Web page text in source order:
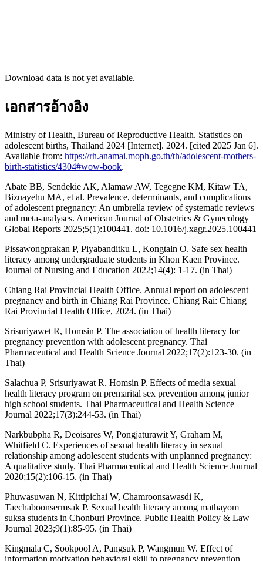
Download data is not yet available.
เอกสารอ้างอิง
Ministry of Health, Bureau of Reproductive Health. Statistics on
adolescent births, Thailand 2024 [Internet]. 2024. [cited 2025 Jan 6].
Available from: https://rh.anamai.moph.go.th/th/adolescent-mothers-
birth-statistics/4304#wow-book.
Abate BB, Sendekie AK, Alamaw AW, Tegegne KM, Kitaw TA,
Bizuayehu MA, et al. Prevalence, determinants, and complications
of adolescent pregnancy: An umbrella review of systematic reviews
and meta-analyses. American Journal of Obstetrics & Gynecology
Global Reports 2025;5(1):100441. doi: 10.1016/j.xagr.2025.100441
Pissawongprakan P, Piyabanditku L, Kongtaln O. Safe sex health
literacy among undergraduate students in Khon Kaen Province.
Journal of Nursing and Education 2022;14(4): 1-17. (in Thai)
Chiang Rai Provincial Health Office. Annual report on adolescent
pregnancy and birth in Chiang Rai Province. Chiang Rai: Chiang
Rai Provincial Health Office, 2024. (in Thai)
Srisuriyawet R, Homsin P. The association of health literacy for
pregnancy prevention with adolescent pregnancy. Thai
Pharmaceutical and Health Science Journal 2022;17(2):123-30. (in
Thai)
Salachua P, Srisuriyawat R. Homsin P. Effects of media sexual
health literacy program on premarital sex prevention among junior
high school students. Thai Pharmaceutical and Health Science
Journal 2022;17(3):244-53. (in Thai)
Narkbubpha R, Deoisares W, Pongjaturawit Y, Graham M,
Whitfield C. Experiences of sexual health literacy in sexual
relationship among adolescent students with unplanned pregnancy:
A qualitative study. Thai Pharmaceutical and Health Science Journal
2020;15(2):106-15. (in Thai)
Phuwasuwan N, Kittipichai W, Chamroonsawasdi K,
Taechaboonsermsak P. Sexual health literacy among mathayom
suksa students in Chonburi Province. Public Health Policy & Law
Journal 2023;9(1):85-95. (in Thai)
Kingmala C, Sookpool A, Pangsuk P, Wangmun W. Effect of
information motivation behavioral skill to pregnancy prevention